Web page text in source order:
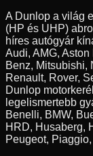
A Dunlop a világ
(HP és UHP)
híres autógyár
Audi, AMG,
Benz, Mitsubishi,
Renault, Rover,
Dunlop
legelismertebb
Benelli, BMW,
HRD, Husaberg,
Peugeot,